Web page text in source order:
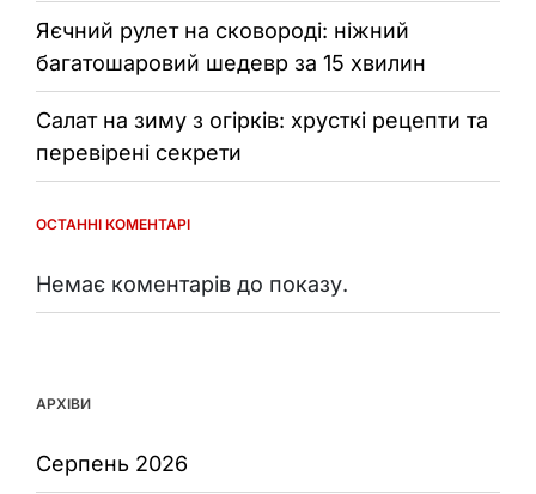
Яєчний рулет на сковороді: ніжний
багатошаровий шедевр за 15 хвилин
Салат на зиму з огірків: хрусткі рецепти та
перевірені секрети
ОСТАННІ КОМЕНТАРІ
Немає коментарів до показу.
АРХІВИ
Серпень 2026